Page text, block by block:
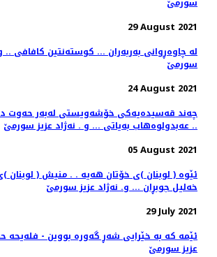
29 August 2021
له‌ چاوه‌ڕوانی به‌ربه‌ران ... كوسته‌نتین كافافی ..
سورمێ
24 August 2021
چه‌ند قه‌سیده‌یه‌كی خۆشه‌ویستی له‌به‌ر حه‌وت
.. عه‌بدولوه‌هاب به‌یاتی ... و . نه‌ژاد عزیز سورمێ
05 August 2021
ئێوه ‌( لوبنان )ی خۆتان هه‌یه‌ . . منیش ( لوبنان
خه‌لیل جوبڕان ... و. نه‌ژاد عزیز سورمێ
29 July 2021
ئێمه‌ كه‌ به‌ خێرایی شه‌ڕ گه‌وره‌ بووین - فله‌یحه
عزیز سورمێ